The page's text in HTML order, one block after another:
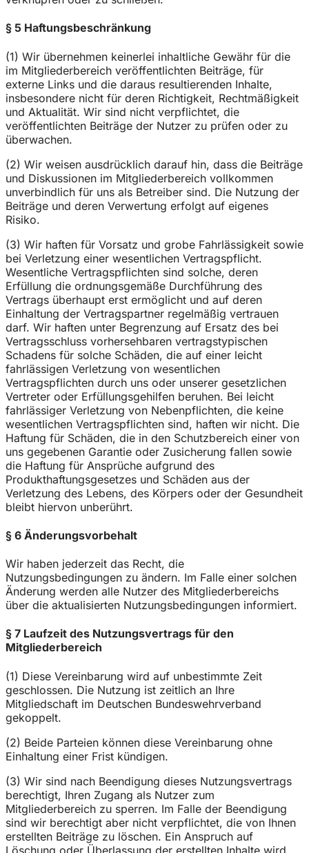
§ 5 Haftungsbeschränkung
(1) Wir übernehmen keinerlei inhaltliche Gewähr für die
im Mitgliederbereich veröffentlichten Beiträge, für
externe Links und die daraus resultierenden Inhalte,
insbesondere nicht für deren Richtigkeit, Rechtmäßigkeit
und Aktualität. Wir sind nicht verpflichtet, die
veröffentlichten Beiträge der Nutzer zu prüfen oder zu
überwachen.
(2) Wir weisen ausdrücklich darauf hin, dass die Beiträge
und Diskussionen im Mitgliederbereich vollkommen
unverbindlich für uns als Betreiber sind. Die Nutzung der
Beiträge und deren Verwertung erfolgt auf eigenes
Risiko.
(3) Wir haften für Vorsatz und grobe Fahrlässigkeit sowie
bei Verletzung einer wesentlichen Vertragspflicht.
Wesentliche Vertragspflichten sind solche, deren
Erfüllung die ordnungsgemäße Durchführung des
Vertrags überhaupt erst ermöglicht und auf deren
Einhaltung der Vertragspartner regelmäßig vertrauen
darf. Wir haften unter Begrenzung auf Ersatz des bei
Vertragsschluss vorhersehbaren vertragstypischen
Schadens für solche Schäden, die auf einer leicht
fahrlässigen Verletzung von wesentlichen
Vertragspflichten durch uns oder unserer gesetzlichen
Vertreter oder Erfüllungsgehilfen beruhen. Bei leicht
fahrlässiger Verletzung von Nebenpflichten, die keine
wesentlichen Vertragspflichten sind, haften wir nicht. Die
Haftung für Schäden, die in den Schutzbereich einer von
uns gegebenen Garantie oder Zusicherung fallen sowie
die Haftung für Ansprüche aufgrund des
Produkthaftungsgesetzes und Schäden aus der
Verletzung des Lebens, des Körpers oder der Gesundheit
bleibt hiervon unberührt.
§ 6 Änderungsvorbehalt
Wir haben jederzeit das Recht, die
Nutzungsbedingungen zu ändern. Im Falle einer solchen
Änderung werden alle Nutzer des Mitgliederbereichs
über die aktualisierten Nutzungsbedingungen informiert.
§ 7 Laufzeit des Nutzungsvertrags für den
Mitgliederbereich
(1) Diese Vereinbarung wird auf unbestimmte Zeit
geschlossen. Die Nutzung ist zeitlich an Ihre
Mitgliedschaft im Deutschen Bundeswehrverband
gekoppelt.
(2) Beide Parteien können diese Vereinbarung ohne
Einhaltung einer Frist kündigen.
(3) Wir sind nach Beendigung dieses Nutzungsvertrags
berechtigt, Ihren Zugang als Nutzer zum
Mitgliederbereich zu sperren. Im Falle der Beendigung
sind wir berechtigt aber nicht verpflichtet, die von Ihnen
erstellten Beiträge zu löschen. Ein Anspruch auf
Löschung oder Überlassung der erstellten Inhalte wird